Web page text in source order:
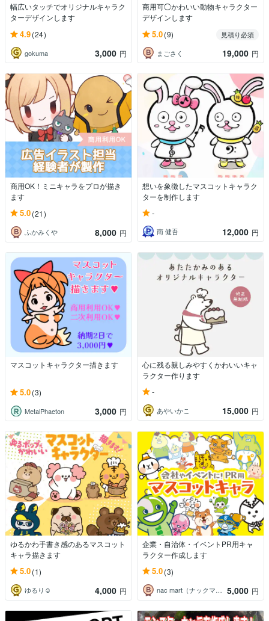
幅広いタッチでオリジナルキャラク
ターデザインします
4.9(24)
gokuma 3,000 円
商用可◯かわいい動物キャラクター
デザインします
5.0(9)
見積り必須
まごさく
19,000 円
商用OK！ミニキャラをプロが描き
ます
5.0(21)
ふかみくや 8,000 円
想いを象徴したマスコットキャラク
ターを制作します
-
南 健吾 12,000 円
マスコットキャラクター描きます
5.0(3)
MetalPhaeton 3,000 円
心に残る親しみやすくかわいいキャ
ラクター作ります
-
あやいかこ 15,000 円
ゆるかわ手書き感のあるマスコット
キャラ描きます
5.0(1)
ゆるり☺︎ 4,000 円
企業・自治体・イベントPR用キャ
ラクター作成します
5.0(3)
nac mart（ナックマート） 5,000 円